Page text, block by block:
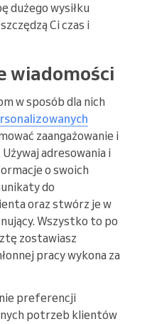
dużego wysiłku
Ci czas i
wiadomości
w sposób dla nich
zaangażowanie i
adresowania i
o swoich
do
oraz stwórz je w
Wszystko to po
zostawiasz
pracy wykona za
preferencji
potrzeb klientów